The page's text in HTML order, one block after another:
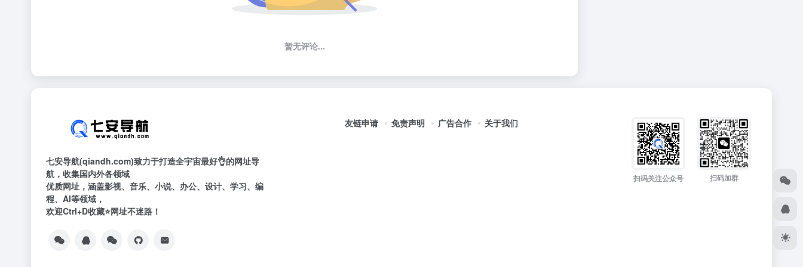
暂无评论...
七安导航(qiandh.com)致力于打造全宇宙最好👌的网址导
航，收集国内外各领域
优质网址，涵盖影视、音乐、小说、办公、设计、学习、编
程、AI等领域，
欢迎Ctrl+D收藏⭐网址不迷路！
友链申请 免责声明 广告合作 关于我们
扫码关注公众号 扫码加群